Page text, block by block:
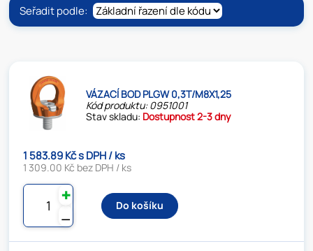
Seřadit podle:
VÁZACÍ BOD PLGW 0,3T/M8X1,25
Kód produktu: 0951001
Stav skladu: Dostupnost 2-3 dny
1 583.89 Kč s DPH / ks
1 309.00 Kč bez DPH / ks
⚊
✚
Do košíku